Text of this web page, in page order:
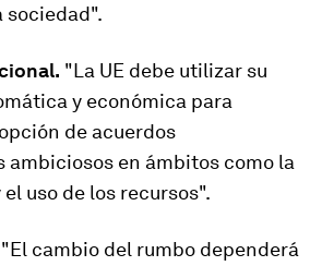
sociedad".
"La UE debe utilizar su
y económica para
de acuerdos
ambiciosos en ámbitos como la
uso de los recursos".
"El cambio del rumbo dependerá